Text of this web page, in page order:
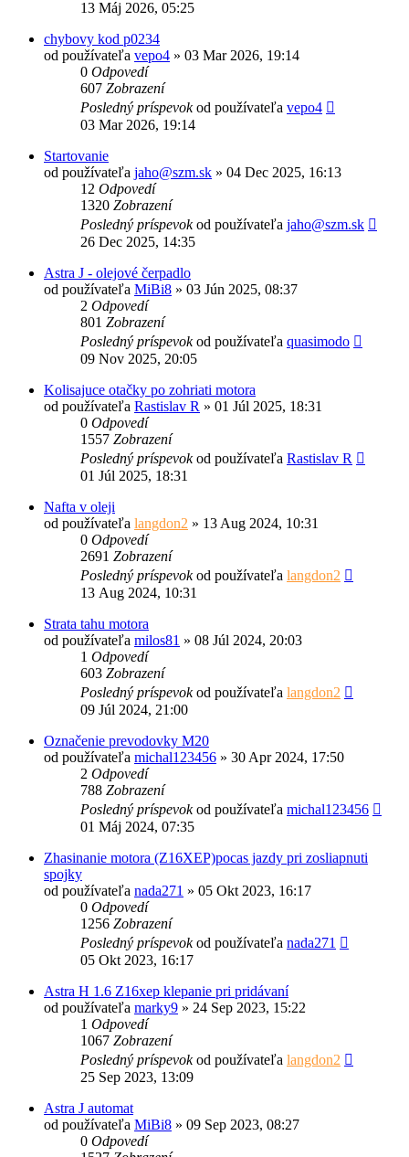
13 Máj 2026, 05:25
chybovy kod p0234
od používateľa vepo4 » 03 Mar 2026, 19:14
0 Odpovedí
607 Zobrazení
Posledný príspevokod používateľa vepo4
03 Mar 2026, 19:14
Startovanie
od používateľa jaho@szm.sk » 04 Dec 2025, 16:13
12 Odpovedí
1320 Zobrazení
Posledný príspevokod používateľa jaho@szm.sk
26 Dec 2025, 14:35
Astra J - olejové čerpadlo
od používateľa MiBi8 » 03 Jún 2025, 08:37
2 Odpovedí
801 Zobrazení
Posledný príspevokod používateľa quasimodo
09 Nov 2025, 20:05
Kolisajuce otačky po zohriati motora
od používateľa Rastislav R » 01 Júl 2025, 18:31
0 Odpovedí
1557 Zobrazení
Posledný príspevokod používateľa Rastislav R
01 Júl 2025, 18:31
Nafta v oleji
od používateľa langdon2 » 13 Aug 2024, 10:31
0 Odpovedí
2691 Zobrazení
Posledný príspevokod používateľa langdon2
13 Aug 2024, 10:31
Strata tahu motora
od používateľa milos81 » 08 Júl 2024, 20:03
1 Odpovedí
603 Zobrazení
Posledný príspevokod používateľa langdon2
09 Júl 2024, 21:00
Označenie prevodovky M20
od používateľa michal123456 » 30 Apr 2024, 17:50
2 Odpovedí
788 Zobrazení
Posledný príspevokod používateľa michal123456
01 Máj 2024, 07:35
Zhasinanie motora (Z16XEP)pocas jazdy pri zosliapnuti
spojky
od používateľa nada271 » 05 Okt 2023, 16:17
0 Odpovedí
1256 Zobrazení
Posledný príspevokod používateľa nada271
05 Okt 2023, 16:17
Astra H 1.6 Z16xep klepanie pri pridávaní
od používateľa marky9 » 24 Sep 2023, 15:22
1 Odpovedí
1067 Zobrazení
Posledný príspevokod používateľa langdon2
25 Sep 2023, 13:09
Astra J automat
od používateľa MiBi8 » 09 Sep 2023, 08:27
0 Odpovedí